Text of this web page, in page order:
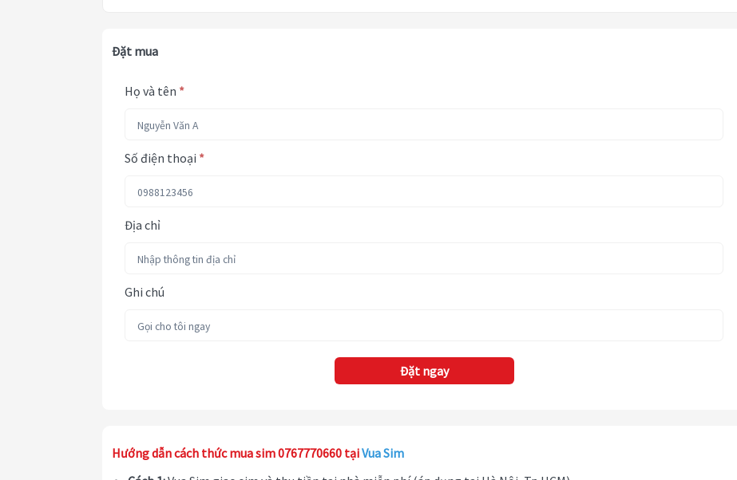
Đặt mua
Họ và tên *
Số điện thoại *
Địa chỉ
Ghi chú
Đặt ngay
Hướng dẫn cách thức mua sim 0767770660 tạiVua Sim